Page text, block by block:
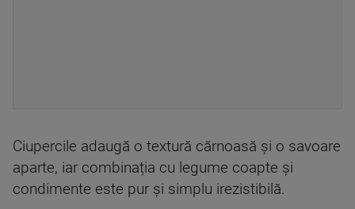
Ciupercile adaugă o textură cărnoasă și o savoare
aparte, iar combinația cu legume coapte și
condimente este pur și simplu irezistibilă.